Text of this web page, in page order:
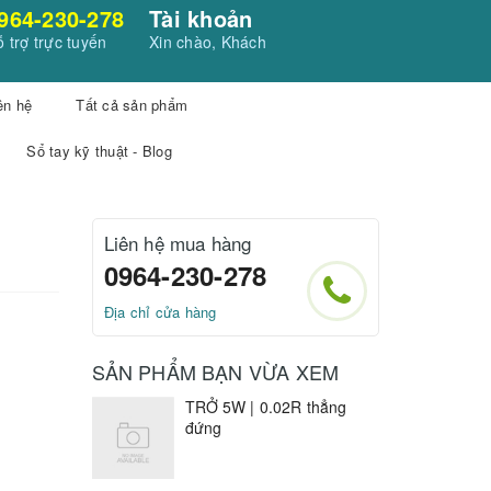
230-278
trợ trực tuyến
Tài khoản
Xin chào, Khách
hệ Tất cả sản phẩm
Sổ tay kỹ thuật - Blog
Liên hệ mua hàng
0964-230-278
Địa chỉ cửa hàng
SẢN PHẨM BẠN VỪA XEM
TRỞ 5W | 0.02R thẳng
đứng